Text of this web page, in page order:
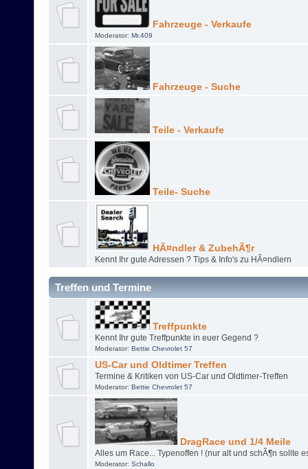
Fahrzeuge - Verkaufe
Moderator: Mr.409
Fahrzeuge - Suche
Teile - Verkaufe
Teile- Suche
HÃ¤ndler & ZubehÃ¶r
Kennt Ihr gute Adressen ? Tips & Info's zu HÃ¤ndlern
Treffen und Termine
Treffpunkte
Kennt Ihr gute Treffpunkte in euer Gegend ?
Moderator: Bettie Chevrolet 57
US-Car und Oldtimer Treffen
Termine & Kritiken von US-Car und Oldtimer-Treffen
Moderator: Bettie Chevrolet 57
DragRace und 1/4 Meile
Alles um Race... Typenoffen ! (nur alt und schÃ¶n sollte
Moderator: Schallo